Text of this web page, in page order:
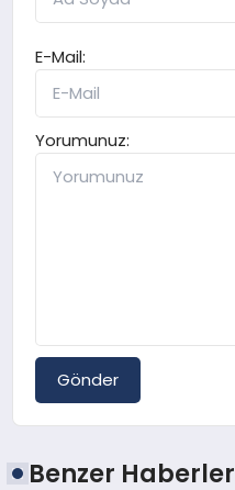
E-Mail:
Yorumunuz:
Gönder
Benzer Haberler